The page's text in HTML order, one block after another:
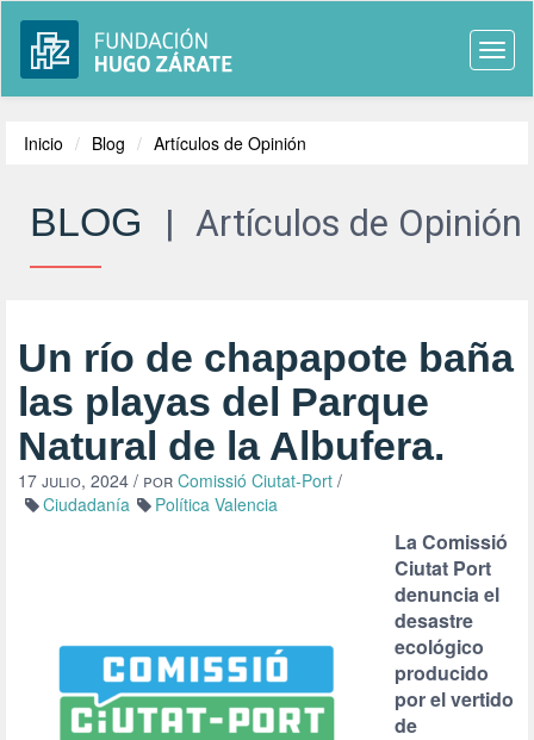
Inicio Blog Artículos de Opinión
BLOG | Artículos de Opinión
Un río de chapapote baña
las playas del Parque
Natural de la Albufera.
17 julio, 2024 / por Comissió Ciutat-Port /
Ciudadanía
Política Valencia
La Comissió
Ciutat Port
denuncia el
desastre
ecológico
producido
por el vertido
de